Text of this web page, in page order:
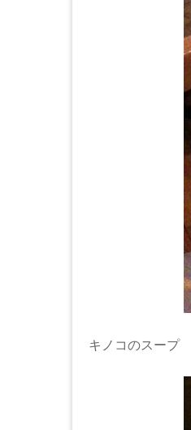
キノコのスープ